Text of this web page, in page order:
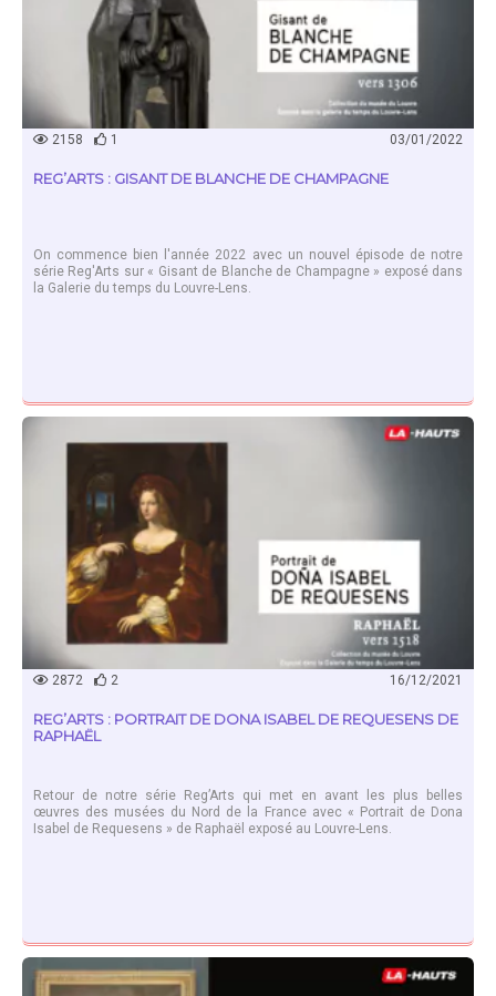
2158 1 03/01/2022
REG’ARTS : GISANT DE BLANCHE DE CHAMPAGNE
On commence bien l'année 2022 avec un nouvel épisode de notre
série Reg'Arts sur « Gisant de Blanche de Champagne » exposé dans
la Galerie du temps du Louvre-Lens.
EN SAVOIR PLUS
2872 2 16/12/2021
REG’ARTS : PORTRAIT DE DONA ISABEL DE REQUESENS DE
RAPHAËL
Retour de notre série Reg’Arts qui met en avant les plus belles
œuvres des musées du Nord de la France avec « Portrait de Dona
Isabel de Requesens » de Raphaël exposé au Louvre-Lens.
EN SAVOIR PLUS